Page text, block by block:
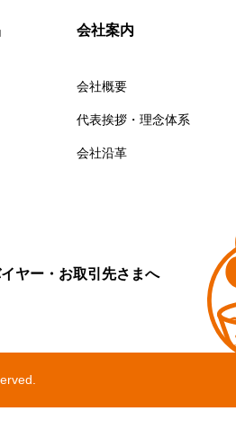
会社案内
会社概要
代表挨拶・理念体系
会社沿革
ヤー・お取引先さまへ